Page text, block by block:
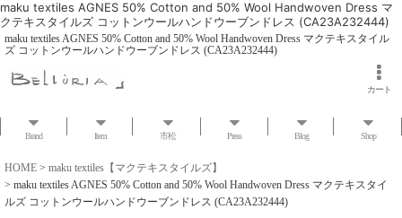
maku textiles AGNES 50% Cotton and 50% Wool Handwoven Dress マ
クテキスタイルズ コットンウールハンドウーブンドレス (CA23A232444)
maku textiles AGNES 50% Cotton and 50% Wool Handwoven Dress マクテキスタイル
ズ コットンウールハンドウーブンドレス (CA23A232444)
カート
Brand Item 市松 Press Blog Shop
HOME > maku textiles【マクテキスタイルズ】
> maku textiles AGNES 50% Cotton and 50% Wool Handwoven Dress マクテキスタイ
ルズ コットンウールハンドウーブンドレス (CA23A232444)